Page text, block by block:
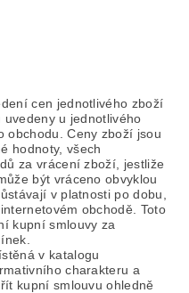
cen jednotlivého zboží
u jednotlivého
obchodu. Ceny zboží jsou
hodnoty, všech
za vrácení zboží, jestliže
být vráceno obvyklou
v platnosti po dobu,
obchodě. Toto
kupní smlouvy za
v katalogu
charakteru a
kupní smlouvu ohledně